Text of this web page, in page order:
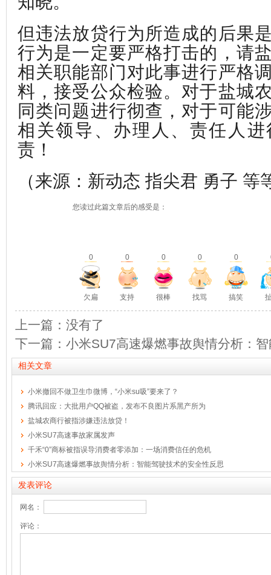
但违法放贷行为所造成的后果
行为是一定要严格打击的，请
相关职能部门对此事进行严格
料，接受公众检验。对于盐城
同类问题进行彻查，对于可能
相关领导、办理人、责任人
责！
（来源：新动态 指尖君 勇子 等
您读过此篇文章后的感受是：
0 0 0 0 0
欠扁 支持 很棒 找骂 搞笑
上一篇：没有了
下一篇：小米SU7高速爆燃事故舆情分析：
相关文章
小米撤回不做卫生巾微博，“小米su吸”要来了？
腾讯回应：大批用户QQ被盗，发布不良图片系黑产所为
盐城农商行被指涉嫌违法放贷！
小米SU7高速事故家属发声
千禾“0”商标被指误导消费者零添加：一场消费信任的危机
小米SU7高速爆燃事故舆情分析：智能驾驶技术的安全性反思
发表评论
网名：
评论：